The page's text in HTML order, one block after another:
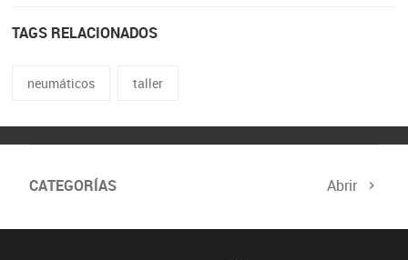
TAGS RELACIONADOS
neumáticos taller
CATEGORÍAS Abrir